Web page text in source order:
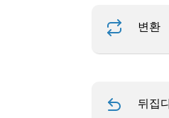
변환
뒤집